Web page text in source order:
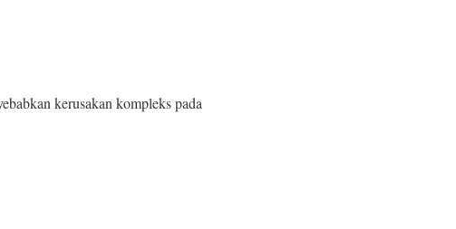
kerusakan kompleks pada